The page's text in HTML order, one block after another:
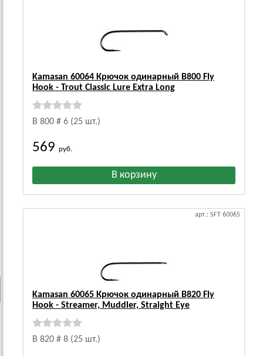
Kamasan 60064 Крючок одинарный B800 Fly
Hook - Trout Classic Lure Extra Long
B 800 # 6 (25 шт.)
569 руб.
арт.: SFT 60065
Kamasan 60065 Крючок одинарный B820 Fly
Hook - Streamer, Muddler, Straight Eye
B 820 # 8 (25 шт.)